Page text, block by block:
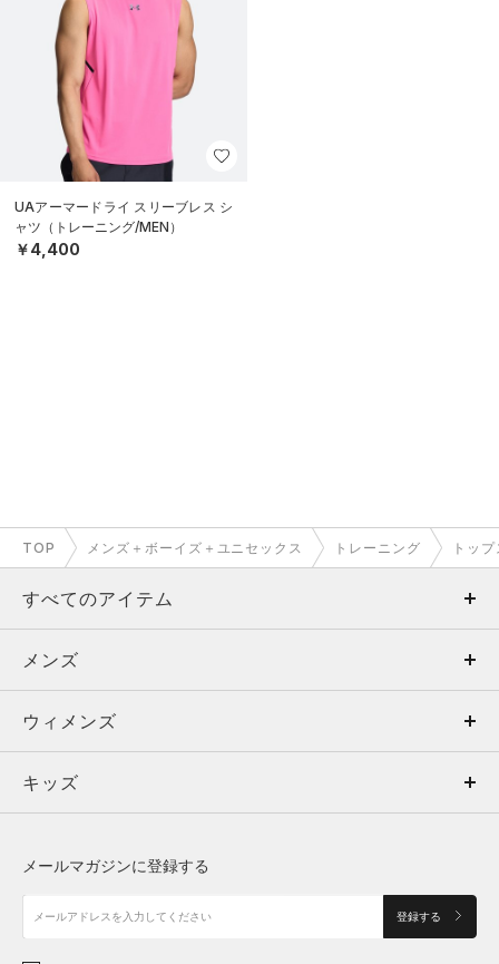
UAアーマードライ スリーブレス シ
ャツ（トレーニング/MEN）
￥4,400
TOP メンズ＋ボーイズ＋ユニセックス トレーニング トッ
すべてのアイテム
メンズ
ウィメンズ
キッズ
アクセサリー
メンズ
トップス
ボトムス
アクセサリー
ウィメンズ
トップス
シューズ
キッズ
メールマガジンに登録する
登録する